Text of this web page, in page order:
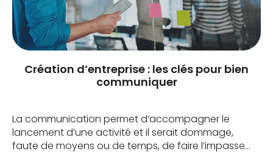
Création d’entreprise : les clés pour bien
communiquer
La communication permet d’accompagner le
lancement d’une activité et il serait dommage,
faute de moyens ou de temps, de faire l’impasse